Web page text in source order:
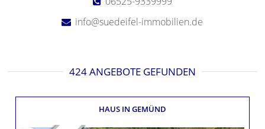
info@suedeifel-immobilien.de
424 ANGEBOTE GEFUNDEN
HAUS IN GEMÜND